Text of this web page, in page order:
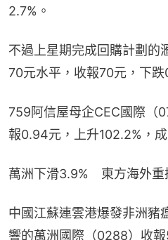
2.7%。
不過上星期完成回購計劃的
70元水平，收報70元，下跌
759阿信屋母企CEC國際（
報0.94元，上升102.2%，
萬洲下滑3.9%　東方海外重
中國江蘇連雲港爆發非洲豬
響的萬洲國際（0288）收